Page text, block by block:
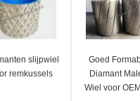
slijpwiel
remkussels
Goed
Diamant
Wiel voor